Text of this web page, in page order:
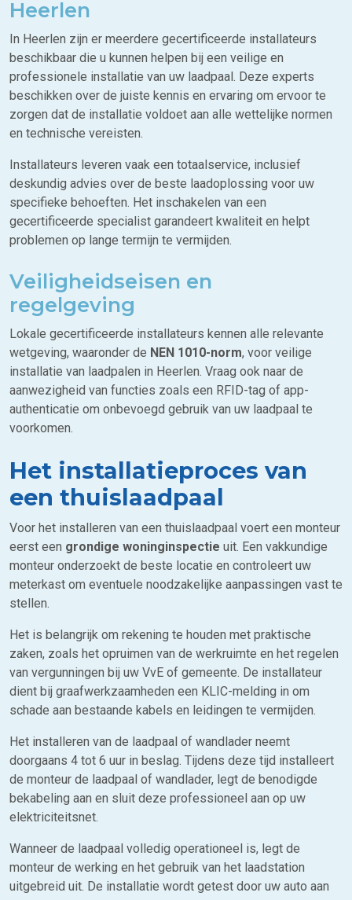
Heerlen
In Heerlen zijn er meerdere gecertificeerde installateurs
beschikbaar die u kunnen helpen bij een veilige en
professionele installatie van uw laadpaal. Deze experts
beschikken over de juiste kennis en ervaring om ervoor te
zorgen dat de installatie voldoet aan alle wettelijke normen
en technische vereisten.
Installateurs leveren vaak een totaalservice, inclusief
deskundig advies over de beste laadoplossing voor uw
specifieke behoeften. Het inschakelen van een
gecertificeerde specialist garandeert kwaliteit en helpt
problemen op lange termijn te vermijden.
Veiligheidseisen en
regelgeving
Lokale gecertificeerde installateurs kennen alle relevante
wetgeving, waaronder de NEN 1010-norm, voor veilige
installatie van laadpalen in Heerlen. Vraag ook naar de
aanwezigheid van functies zoals een RFID-tag of app-
authenticatie om onbevoegd gebruik van uw laadpaal te
voorkomen.
Het installatieproces van
een thuislaadpaal
Voor het installeren van een thuislaadpaal voert een monteur
eerst een grondige woninginspectie uit. Een vakkundige
monteur onderzoekt de beste locatie en controleert uw
meterkast om eventuele noodzakelijke aanpassingen vast te
stellen.
Het is belangrijk om rekening te houden met praktische
zaken, zoals het opruimen van de werkruimte en het regelen
van vergunningen bij uw VvE of gemeente. De installateur
dient bij graafwerkzaamheden een KLIC-melding in om
schade aan bestaande kabels en leidingen te vermijden.
Het installeren van de laadpaal of wandlader neemt
doorgaans 4 tot 6 uur in beslag. Tijdens deze tijd installeert
de monteur de laadpaal of wandlader, legt de benodigde
bekabeling aan en sluit deze professioneel aan op uw
elektriciteitsnet.
Wanneer de laadpaal volledig operationeel is, legt de
monteur de werking en het gebruik van het laadstation
uitgebreid uit. De installatie wordt getest door uw auto aan